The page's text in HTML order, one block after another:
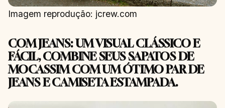
Imagem reprodução: jcrew.com
COM JEANS: UM VISUAL CLÁSSICO E
FÁCIL, COMBINE SEUS SAPATOS DE
MOCASSIM COM UM ÓTIMO PAR DE
JEANS E CAMISETA ESTAMPADA.